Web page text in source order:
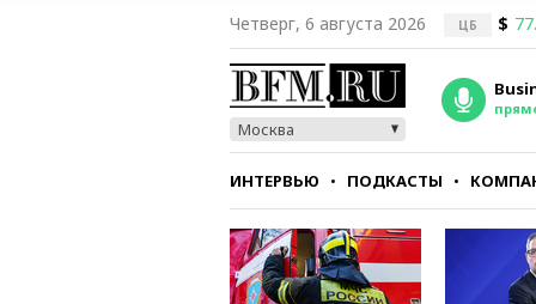
Четверг, 6 августа 2026 ЦБ $
Москва
ИНТЕРВЬЮ ПОДКАСТЫ
СТИЛЬ ТЕСТЫ